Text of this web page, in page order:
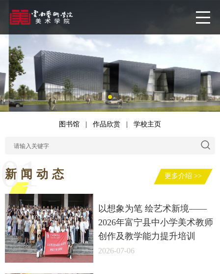
图书馆 作品欣赏 学校主页
01
新闻动态 更多介绍 >>
以想象为笔 绘艺术新境——
2026年富宁县中小学美术教师
创作及教学能力提升培训
2026-07-06